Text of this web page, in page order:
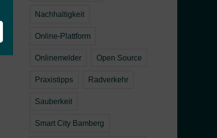
Nachhaltigkeit
Online-Plattform
Onlinemelder Open Source
Praxistipps Radverkehr
Sauberkeit
Smart City Bamberg